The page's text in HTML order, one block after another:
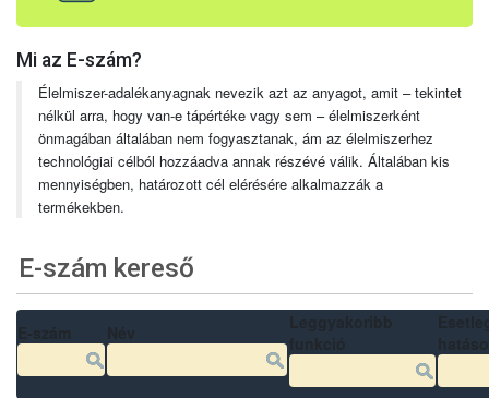
Mi az E-szám?
Élelmiszer-adalékanyagnak nevezik azt az anyagot, amit – tekintet
nélkül arra, hogy van-e tápértéke vagy sem – élelmiszerként
önmagában általában nem fogyasztanak, ám az élelmiszerhez
technológiai célból hozzáadva annak részévé válik. Általában kis
mennyiségben, határozott cél elérésére alkalmazzák a
termékekben.
E-szám kereső